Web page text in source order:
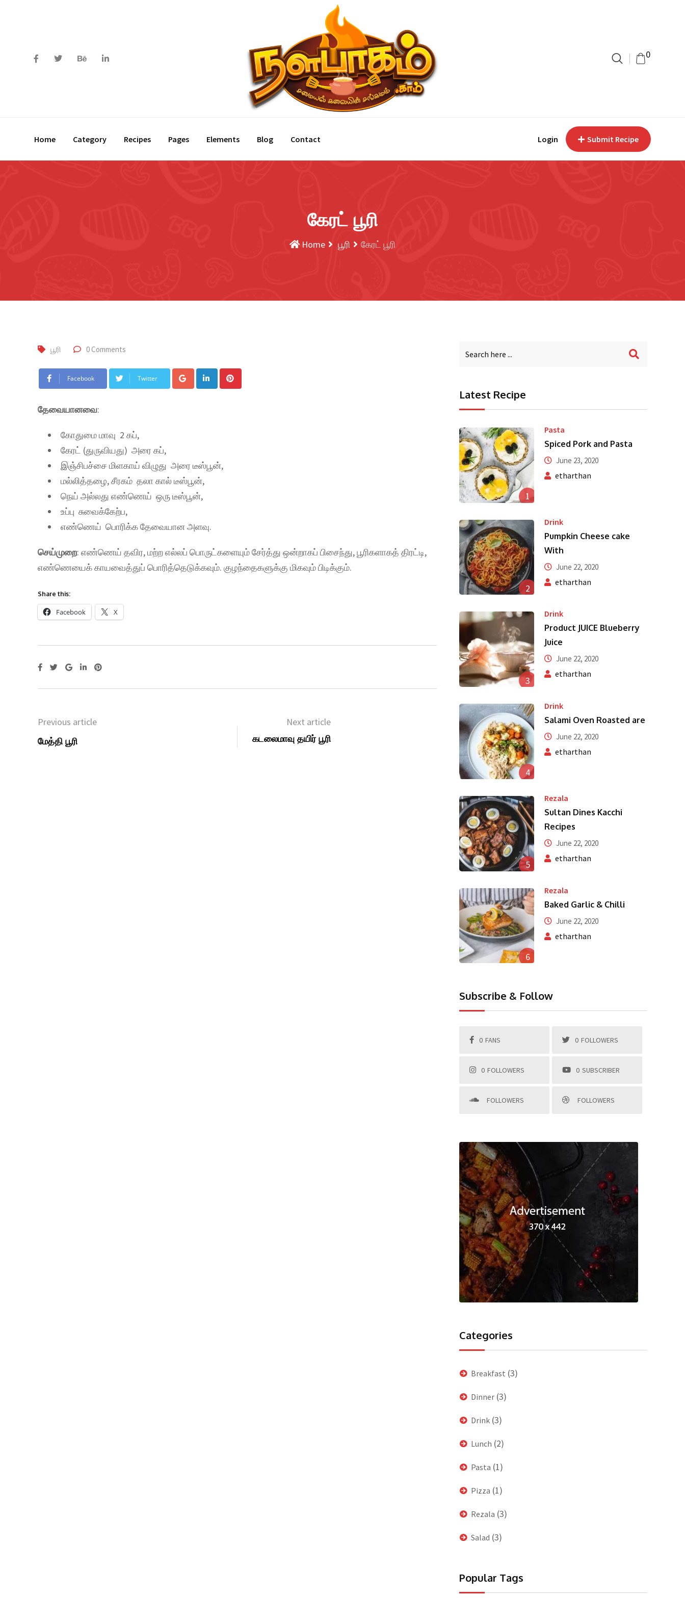
0
Home Category Recipes Pages Elements Blog Contact Login Submit Recipe
கேரட் பூரி
Home பூரி கேரட் பூரி
பூரி 0 Comments
Facebook Twitter
தேவையானவை:
கோதுமை மாவு 2 கப்,
கேரட் (துருவியது) அரை கப்,
இஞ்சிபச்சை மிளகாய் விழுது அரை டீஸ்பூன்,
மல்லித்தழை, சீரகம் தலா கால் டீஸ்பூன்,
நெய் அல்லது எண்ணெய் ஒரு டீஸ்பூன்,
உப்பு சுவைக்கேற்ப,
எண்ணெய் பொரிக்க தேவையான அளவு.
செய்முறை: எண்ணெய் தவிர, மற்ற எல்லப் பொருட்களையும் சேர்த்து ஒன்றாகப் பிசைந்து, பூரிகளாகத் திரட்டி,
எண்ணெயைக் காயவைத்துப் பொரித்தெடுக்கவும். குழந்தைகளுக்கு மிகவும் பிடிக்கும்.
Share this:
Facebook X
Previous article
மேத்தி பூரி
Next article
கடலைமாவு தயிர் பூரி
Latest Recipe
1
Pasta
Spiced Pork and Pasta
June 23, 2020
etharthan
2
Drink
Pumpkin Cheese cake
With
June 22, 2020
etharthan
3
Drink
Product JUICE Blueberry
Juice
June 22, 2020
etharthan
4
Drink
Salami Oven Roasted are
June 22, 2020
etharthan
5
Rezala
Sultan Dines Kacchi
Recipes
June 22, 2020
etharthan
6
Rezala
Baked Garlic & Chilli
June 22, 2020
etharthan
Subscribe & Follow
0 FANS 0 FOLLOWERS
0 FOLLOWERS 0 SUBSCRIBER
FOLLOWERS FOLLOWERS
Categories
Breakfast (3)
Dinner(3)
Drink(3)
Lunch (2)
Pasta (1)
Pizza (1)
Rezala (3)
Salad (3)
Popular Tags